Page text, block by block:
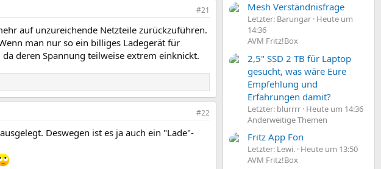
#21
auf unzureichende Netzteile zurückzuführen.
man nur so ein billiges Ladegerät für
deren Spannung teilweise extrem einknickt.
#22
Deswegen ist es ja auch ein "Lade"-
Mesh Verständnisfrage
Letzter: Barungar Heute um
14:36
AVM Fritz!Box
2,5" SSD 2 TB für Laptop
gesucht, was wäre Eure
Empfehlung und
Erfahrungen damit?
Letzter: blurrrr Heute um 14:36
Anderweitige Themen
Fritz App Fon
Letzter: Lewi. Heute um 13:50
AVM Fritz!Box